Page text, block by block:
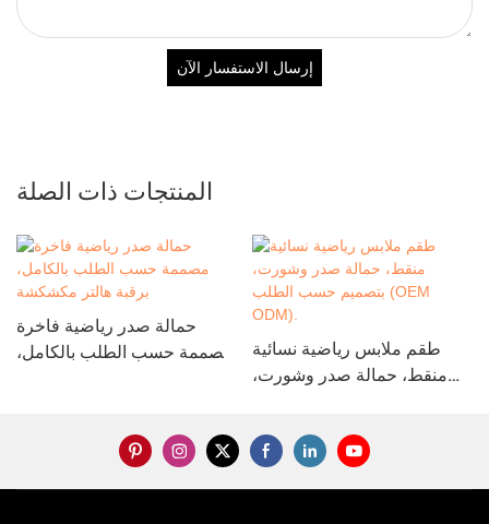
إرسال الاستفسار الآن
المنتجات ذات الصلة
حمالة صدر رياضية فاخرة
مصممة حسب الطلب بالكامل،
طقم ملابس رياضية نسائية
منقط، حمالة صدر وشورت،